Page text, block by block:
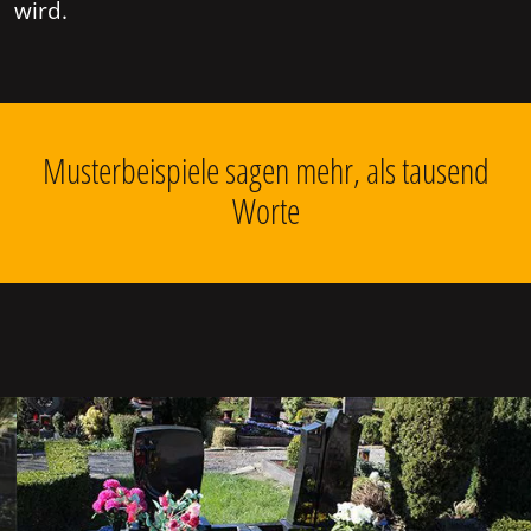
wird.
Musterbeispiele sagen mehr, als tausend
Worte